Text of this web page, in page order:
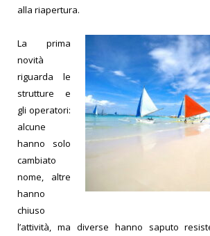
alla riapertura.
La prima
novità
riguarda le
strutture e
gli operatori:
alcune
hanno solo
cambiato
nome, altre
hanno
chiuso
l’attività, ma diverse hanno saputo